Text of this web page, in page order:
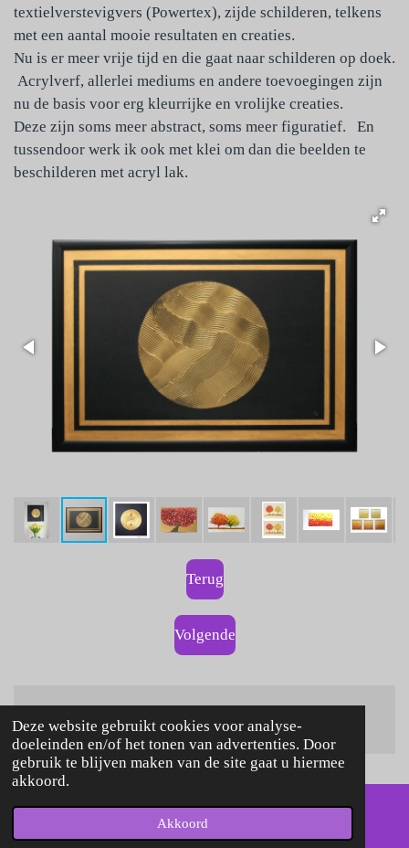
Deze website gebruikt cookies voor analyse-
doeleinden en/of het tonen van advertenties. Door
gebruik te blijven maken van de site gaat u hiermee
akkoord.
Akkoord
textielverstevigvers (Powertex), zijde schilderen, telkens
met een aantal mooie resultaten en creaties.
Nu is er meer vrije tijd en die gaat naar schilderen op doek.
Acrylverf, allerlei mediums en andere toevoegingen zijn
nu de basis voor erg kleurrijke en vrolijke creaties.
Deze zijn soms meer abstract, soms meer figuratief. En
tussendoor werk ik ook met klei om dan die beelden te
beschilderen met acryl lak.
Terug
Volgende
© 2020 Art from love
Facebook